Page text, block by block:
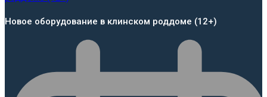
Новое оборудование в клинском роддоме (12+)